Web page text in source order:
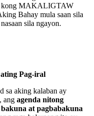
kong MAKALIGTAW
Bahay mula saan sila
sila ngayon.
Pag-iral
sa aking kalaban ay
ang agenda nitong
bakuna at pagbabakuna